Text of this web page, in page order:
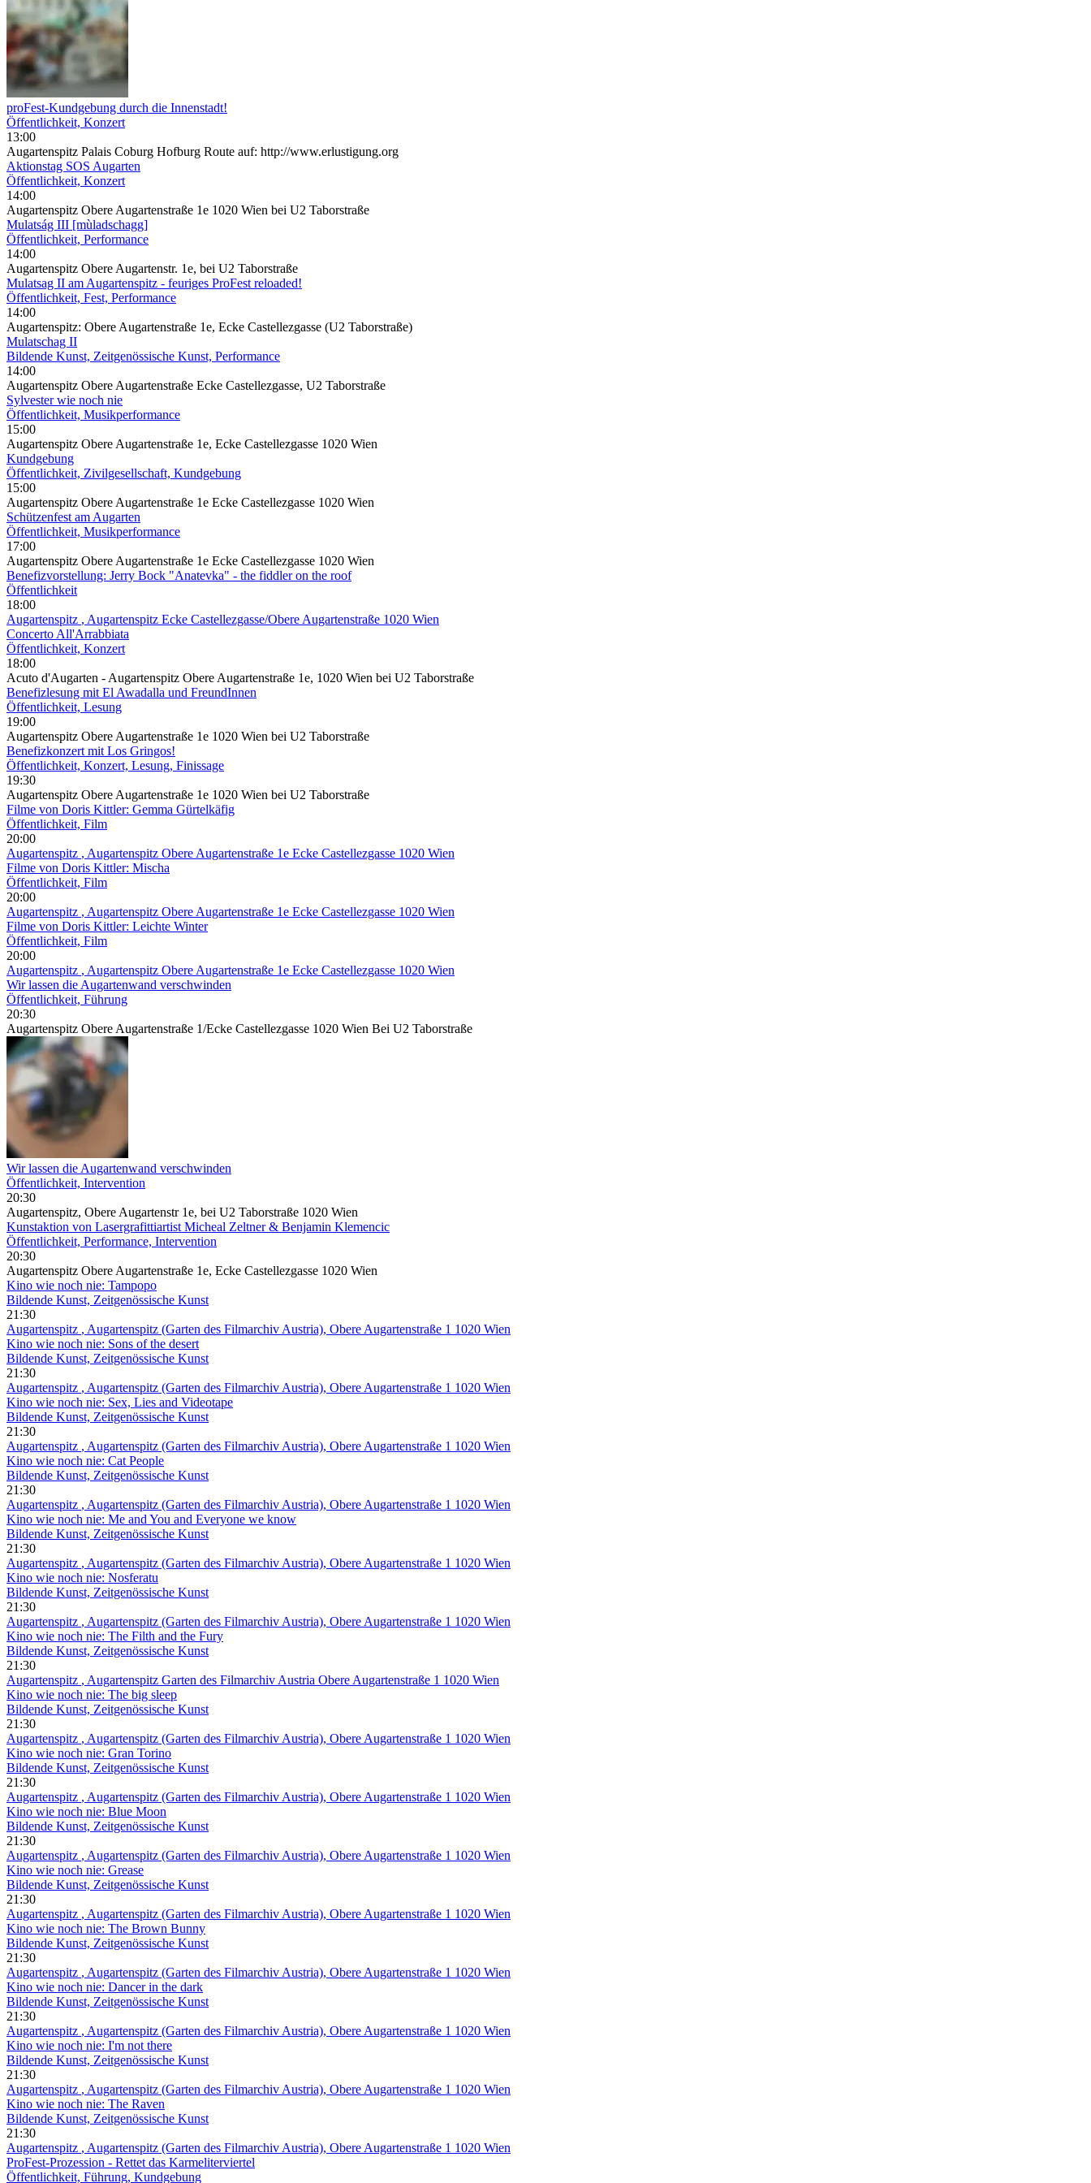
proFest-Kundgebung durch die Innenstadt!
Öffentlichkeit, Konzert
13:00
Augartenspitz Palais Coburg Hofburg Route auf: http://www.erlustigung.org
Aktionstag SOS Augarten
Öffentlichkeit, Konzert
14:00
Augartenspitz Obere Augartenstraße 1e 1020 Wien bei U2 Taborstraße
Mulatság III [mùladschagg]
Öffentlichkeit, Performance
14:00
Augartenspitz Obere Augartenstr. 1e, bei U2 Taborstraße
Mulatsag II am Augartenspitz - feuriges ProFest reloaded!
Öffentlichkeit, Fest, Performance
14:00
Augartenspitz: Obere Augartenstraße 1e, Ecke Castellezgasse (U2 Taborstraße)
Mulatschag II
Bildende Kunst, Zeitgenössische Kunst, Performance
14:00
Augartenspitz Obere Augartenstraße Ecke Castellezgasse, U2 Taborstraße
Sylvester wie noch nie
Öffentlichkeit, Musikperformance
15:00
Augartenspitz Obere Augartenstraße 1e, Ecke Castellezgasse 1020 Wien
Kundgebung
Öffentlichkeit, Zivilgesellschaft, Kundgebung
15:00
Augartenspitz Obere Augartenstraße 1e Ecke Castellezgasse 1020 Wien
Schützenfest am Augarten
Öffentlichkeit, Musikperformance
17:00
Augartenspitz Obere Augartenstraße 1e Ecke Castellezgasse 1020 Wien
Benefizvorstellung: Jerry Bock "Anatevka" - the fiddler on the roof
Öffentlichkeit
18:00
Augartenspitz , Augartenspitz Ecke Castellezgasse/Obere Augartenstraße 1020 Wien
Concerto All'Arrabbiata
Öffentlichkeit, Konzert
18:00
Acuto d'Augarten - Augartenspitz Obere Augartenstraße 1e, 1020 Wien bei U2 Taborstraße
Benefizlesung mit El Awadalla und FreundInnen
Öffentlichkeit, Lesung
19:00
Augartenspitz Obere Augartenstraße 1e 1020 Wien bei U2 Taborstraße
Benefizkonzert mit Los Gringos!
Öffentlichkeit, Konzert, Lesung, Finissage
19:30
Augartenspitz Obere Augartenstraße 1e 1020 Wien bei U2 Taborstraße
Filme von Doris Kittler: Gemma Gürtelkäfig
Öffentlichkeit, Film
20:00
Augartenspitz , Augartenspitz Obere Augartenstraße 1e Ecke Castellezgasse 1020 Wien
Filme von Doris Kittler: Mischa
Öffentlichkeit, Film
20:00
Augartenspitz , Augartenspitz Obere Augartenstraße 1e Ecke Castellezgasse 1020 Wien
Filme von Doris Kittler: Leichte Winter
Öffentlichkeit, Film
20:00
Augartenspitz , Augartenspitz Obere Augartenstraße 1e Ecke Castellezgasse 1020 Wien
Wir lassen die Augartenwand verschwinden
Öffentlichkeit, Führung
20:30
Augartenspitz Obere Augartenstraße 1/Ecke Castellezgasse 1020 Wien Bei U2 Taborstraße
Wir lassen die Augartenwand verschwinden
Öffentlichkeit, Intervention
20:30
Augartenspitz, Obere Augartenstr 1e, bei U2 Taborstraße 1020 Wien
Kunstaktion von Lasergrafittiartist Micheal Zeltner & Benjamin Klemencic
Öffentlichkeit, Performance, Intervention
20:30
Augartenspitz Obere Augartenstraße 1e, Ecke Castellezgasse 1020 Wien
Kino wie noch nie: Tampopo
Bildende Kunst, Zeitgenössische Kunst
21:30
Augartenspitz , Augartenspitz (Garten des Filmarchiv Austria), Obere Augartenstraße 1 1020 Wien
Kino wie noch nie: Sons of the desert
Bildende Kunst, Zeitgenössische Kunst
21:30
Augartenspitz , Augartenspitz (Garten des Filmarchiv Austria), Obere Augartenstraße 1 1020 Wien
Kino wie noch nie: Sex, Lies and Videotape
Bildende Kunst, Zeitgenössische Kunst
21:30
Augartenspitz , Augartenspitz (Garten des Filmarchiv Austria), Obere Augartenstraße 1 1020 Wien
Kino wie noch nie: Cat People
Bildende Kunst, Zeitgenössische Kunst
21:30
Augartenspitz , Augartenspitz (Garten des Filmarchiv Austria), Obere Augartenstraße 1 1020 Wien
Kino wie noch nie: Me and You and Everyone we know
Bildende Kunst, Zeitgenössische Kunst
21:30
Augartenspitz , Augartenspitz (Garten des Filmarchiv Austria), Obere Augartenstraße 1 1020 Wien
Kino wie noch nie: Nosferatu
Bildende Kunst, Zeitgenössische Kunst
21:30
Augartenspitz , Augartenspitz (Garten des Filmarchiv Austria), Obere Augartenstraße 1 1020 Wien
Kino wie noch nie: The Filth and the Fury
Bildende Kunst, Zeitgenössische Kunst
21:30
Augartenspitz , Augartenspitz Garten des Filmarchiv Austria Obere Augartenstraße 1 1020 Wien
Kino wie noch nie: The big sleep
Bildende Kunst, Zeitgenössische Kunst
21:30
Augartenspitz , Augartenspitz (Garten des Filmarchiv Austria), Obere Augartenstraße 1 1020 Wien
Kino wie noch nie: Gran Torino
Bildende Kunst, Zeitgenössische Kunst
21:30
Augartenspitz , Augartenspitz (Garten des Filmarchiv Austria), Obere Augartenstraße 1 1020 Wien
Kino wie noch nie: Blue Moon
Bildende Kunst, Zeitgenössische Kunst
21:30
Augartenspitz , Augartenspitz (Garten des Filmarchiv Austria), Obere Augartenstraße 1 1020 Wien
Kino wie noch nie: Grease
Bildende Kunst, Zeitgenössische Kunst
21:30
Augartenspitz , Augartenspitz (Garten des Filmarchiv Austria), Obere Augartenstraße 1 1020 Wien
Kino wie noch nie: The Brown Bunny
Bildende Kunst, Zeitgenössische Kunst
21:30
Augartenspitz , Augartenspitz (Garten des Filmarchiv Austria), Obere Augartenstraße 1 1020 Wien
Kino wie noch nie: Dancer in the dark
Bildende Kunst, Zeitgenössische Kunst
21:30
Augartenspitz , Augartenspitz (Garten des Filmarchiv Austria), Obere Augartenstraße 1 1020 Wien
Kino wie noch nie: I'm not there
Bildende Kunst, Zeitgenössische Kunst
21:30
Augartenspitz , Augartenspitz (Garten des Filmarchiv Austria), Obere Augartenstraße 1 1020 Wien
Kino wie noch nie: The Raven
Bildende Kunst, Zeitgenössische Kunst
21:30
Augartenspitz , Augartenspitz (Garten des Filmarchiv Austria), Obere Augartenstraße 1 1020 Wien
ProFest-Prozession - Rettet das Karmeliterviertel
Öffentlichkeit, Führung, Kundgebung